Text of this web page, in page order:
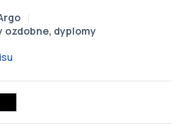
ozdobne, dyplomy